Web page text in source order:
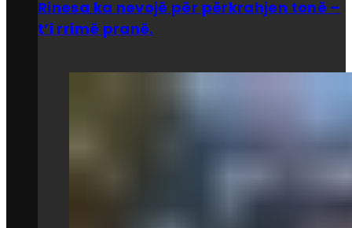
Rinesa ka nevojë për përkrahjen tonë –
t’i rrimë pranë.